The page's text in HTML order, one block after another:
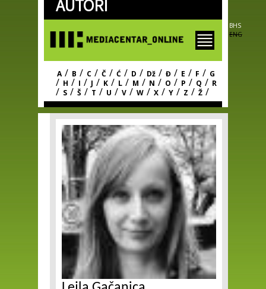
Skip to
main
AUTORI
BHS
ENG
A / B / C / Č / Ć / D / Dž / Đ / E / F / G
/ H / I / J / K / L / M / N / O / P / Q / R
/ S / Š / T / U / V / W / X / Y / Z / Ž /